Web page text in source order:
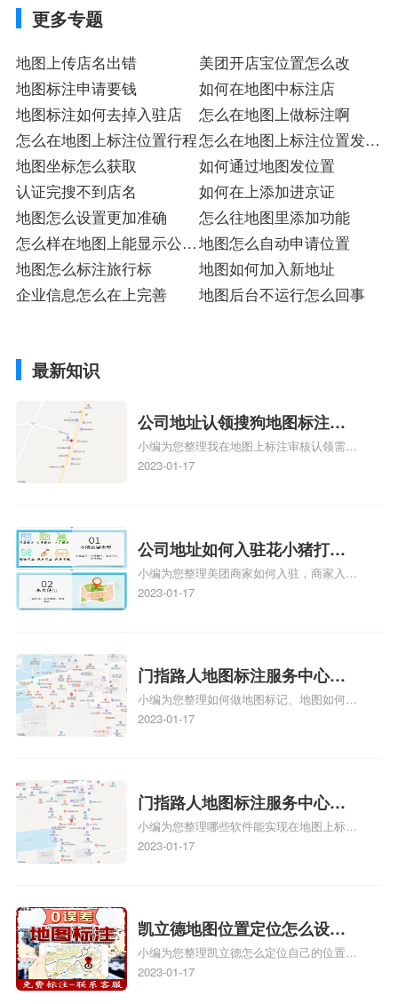
更多专题
地图上传店名出错
美团开店宝位置怎么改
地图标注申请要钱
如何在地图中标注店
地图标注如何去掉入驻店
怎么在地图上做标注啊
怎么在地图上标注位置行程怎么在地图上标注位置发送
给朋友
地图坐标怎么获取
如何通过地图发位置
认证完搜不到店名
如何在上添加进京证
地图怎么设置更加准确
怎么往地图里添加功能
怎么样在地图上能显示公司
位置
地图怎么自动申请位置
地图怎么标注旅行标
地图如何加入新地址
企业信息怎么在上完善
地图后台不运行怎么回事
最新知识
公司地址认领搜狗地图标注多
久审核？公司地址认领地图标
注多久审核？
小编为您整理我在地图上标注审核认领需要
多久、我在地图上标注审核认领需要多久
情可查看下方正文！
2023-01-17
公司地址如何入驻花小猪打车
地图标记？指路人地图标注服
务中心铺如何入驻花小猪打车
小编为您整理美团商家如何入驻，商家入驻
教程、商家如何入驻地图、如何入驻地:、
2023-01-17
门指路人地图标注服务中心如
何做花小猪打车地图位置标
记？门指路人地图标注服务中
小编为您整理如何做地图标记、地图如何做
标记、so搜街景中如何做标记、360e启花贷
关地图标注知识，详情可查看下方正文！
2023-01-17
门指路人地图标注服务中心地
图位置地址标记？门指路人地
图标注服务中心苹果地图位置
小编为您整理哪些软件能实现在地图上标记
门指路人地图标注服务中心位置、门指路人
门指路人地图标注服务中心地址标注上地图
怎么弄相关地图标注知识，详情可查看下方
正文！
2023-01-17
凯立德地图位置定位怎么设置
自己的指路人地图标注服务中
心名？凯立德地图位置定位怎
小编为您整理凯立德怎么定位自己的位置
啊、手机凯立德地图定位怎么设置往上走、
2023-01-17